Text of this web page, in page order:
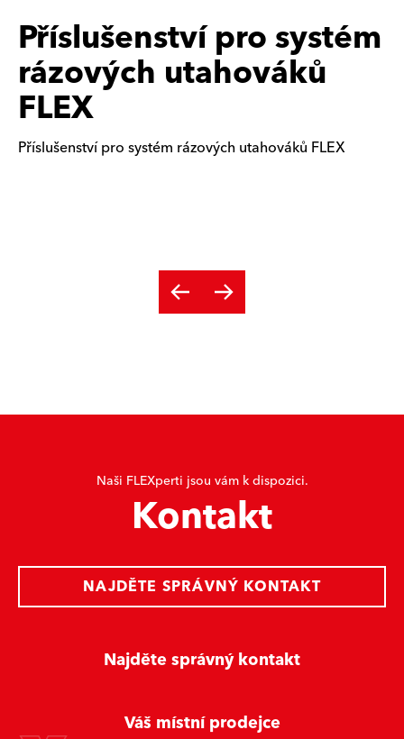
Příslušenství pro systém
rázových utahováků
FLEX
Příslušenství pro systém rázových utahováků FLEX
Naši FLEXperti jsou vám k dispozici.
Kontakt
Najděte správný kontakt
NAJDĚTE SPRÁVNÝ KONTAKT
Váš místní prodejce